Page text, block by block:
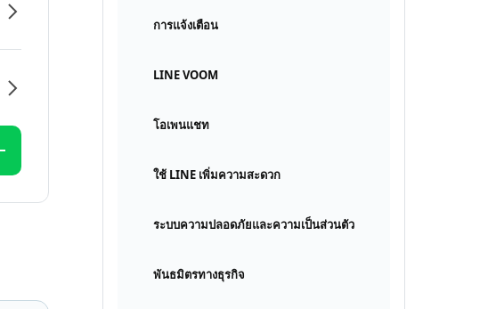
การแจ้งเตือน
LINE VOOM
โอเพนแชท
ใช้ LINE เพิ่มความสะดวก
ระบบความปลอดภัยและความเป็นส่วนตัว
พันธมิตรทางธุรกิจ